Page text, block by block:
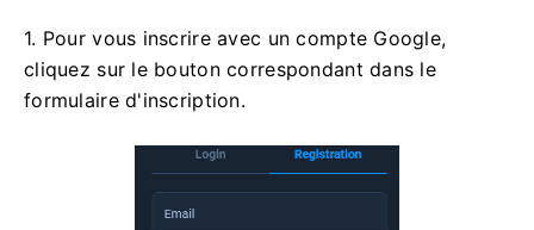
1. Pour vous inscrire avec un compte Google,
cliquez sur le bouton correspondant dans le
formulaire d'inscription.